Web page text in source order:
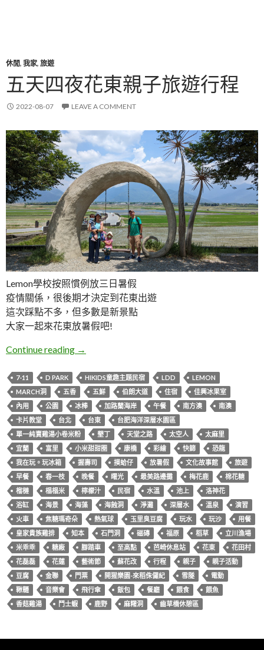
休閒, 我家, 旅遊
五天四夜花東親子旅遊行程
2022-08-07 LEAVE A COMMENT
Lemon學校按照慣例放三日暑假
疫情關係，很後期才決定到花東出遊
這次踩點不多，但多數是新景點
大家一起來花東放暑假吧!
Continue reading 五天四夜花東親子旅遊行程
→
7-11 D PARK HIKIDS童趣主題民宿 LDD
LEMON
MARCH洞
五香 五鮮 伯朗大道 住宿
佳興冰果室
內用
公園 冰棒 加路蘭海岸 午餐 南方澳
南澳
卡片教堂
台北 台東
台肥海洋深層水園區
單一純賣雞湯小卷米粉
墾丁 天堂之路 太空人
太麻里
宜蘭
富里 小米甜甜圈 康橋 彩繪 快篩
恐龍
我在玩。玩冰箱
握壽司 摸蛤仔 放暑假 文化故事館
旅遊
早餐
春一枝 晚餐 曙光 最美路邊攤 梅花鹿
棉花糖
榴槤
榻榻米 檸檬汁 民宿 水溫 池上
洛神花
浴缸
海景 海藻 海蝕洞 淨灘 深層水 溫泉
演習
火車
焦糖瑪奇朵 熱氣球 玉里臭豆腐 玩水 玩沙
用餐
皇家貴族雞排
知本 石門洞 磁磚 福原 稻草
立川漁場
米乖乖
糖廠 腳踏車 至高點 芭崎休息站 花東
花田村
花磊磊
花蓮 藝術節 蘇花改 行程 親子
親子活動
豆腐
金聯 門票 開猩樂園-來稻侏儸紀 雪隧
電動
鞦韆
音樂會 飛行傘 飯包 餐廳 餵食
餵魚
香菇雞湯
鬥士蝦 鹿野 麻糬洞 齒草橋休憩區